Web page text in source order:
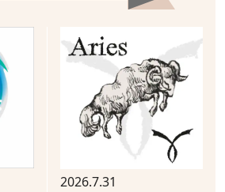
2026.7.31